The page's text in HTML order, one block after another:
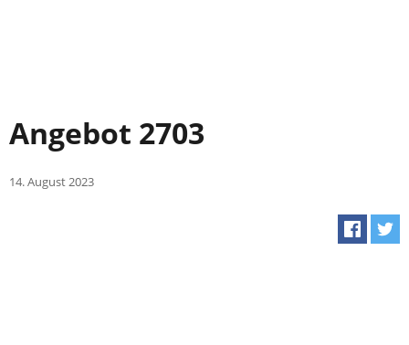
Angebot 2703
14. August 2023